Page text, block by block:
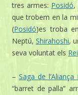
tres armes: Posidó,
que trobem en la
(Posidó)es troba
Neptú, Shirahoshi,
seva voluntat els
– Saga de l’Aliança
“barret de palla”